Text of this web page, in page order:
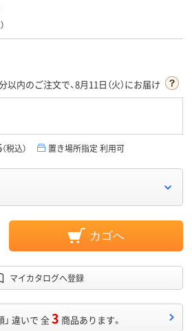
以内のご注文で、8月11日（火）にお届け
（税込） 置き場所指定 利用可
カゴへ
マイカタログへ登録
」 違いで 全3 商品あります。